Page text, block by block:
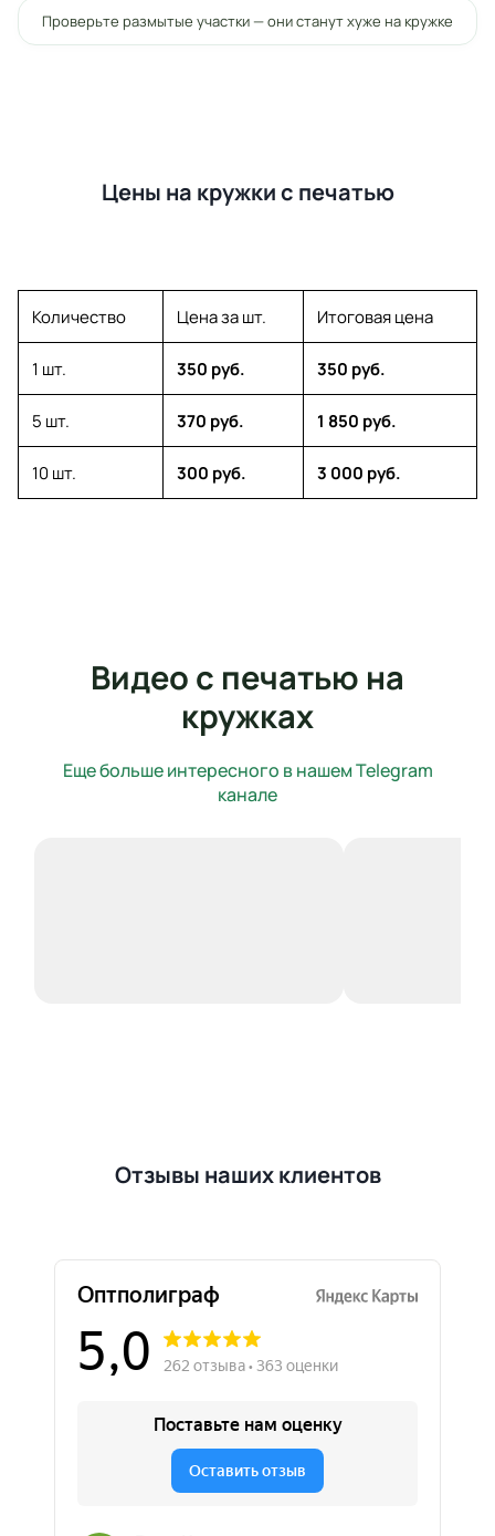
Проверьте размытые участки — они станут хуже на кружке
Цены на кружки с печатью
Количество Цена за шт. Итоговая цена
1 шт. 350 руб. 350 руб.
5 шт. 370 руб. 1 850 руб.
10 шт. 300 руб. 3 000 руб.
Видео с печатью на
кружках
Еще больше интересного в нашем Telegram
канале
Отзывы наших клиентов